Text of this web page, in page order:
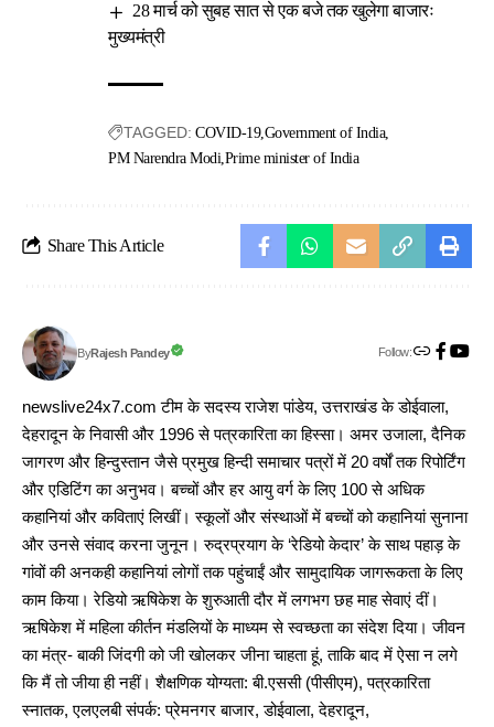
28 मार्च को सुबह सात से एक बजे तक खुलेगा बाजारः
मुख्यमंत्री
TAGGED: COVID-19 Government of India
PM Narendra Modi Prime minister of India
Share This Article
ByRajesh Pandey Follow:
newslive24x7.com टीम के सदस्य राजेश पांडेय, उत्तराखंड के डोईवाला,
देहरादून के निवासी और 1996 से पत्रकारिता का हिस्सा। अमर उजाला, दैनिक
जागरण और हिन्दुस्तान जैसे प्रमुख हिन्दी समाचार पत्रों में 20 वर्षों तक रिपोर्टिंग
और एडिटिंग का अनुभव। बच्चों और हर आयु वर्ग के लिए 100 से अधिक
कहानियां और कविताएं लिखीं। स्कूलों और संस्थाओं में बच्चों को कहानियां सुनाना
और उनसे संवाद करना जुनून। रुद्रप्रयाग के ‘रेडियो केदार’ के साथ पहाड़ के
गांवों की अनकही कहानियां लोगों तक पहुंचाईं और सामुदायिक जागरूकता के लिए
काम किया। रेडियो ऋषिकेश के शुरुआती दौर में लगभग छह माह सेवाएं दीं।
ऋषिकेश में महिला कीर्तन मंडलियों के माध्यम से स्वच्छता का संदेश दिया। जीवन
का मंत्र- बाकी जिंदगी को जी खोलकर जीना चाहता हूं, ताकि बाद में ऐसा न लगे
कि मैं तो जीया ही नहीं। शैक्षणिक योग्यता: बी.एससी (पीसीएम), पत्रकारिता
स्नातक, एलएलबी संपर्क: प्रेमनगर बाजार, डोईवाला, देहरादून,